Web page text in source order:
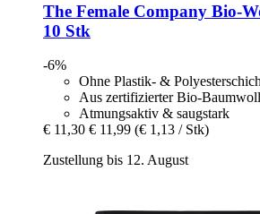
The Female Company Bio-​
10 Stk
-6%
Ohne Plastik- &
Aus zertifizierter Bio-
Atmungsaktiv & saugstark
€ 11,30 € 11,99 (€ 1,13 / Stk)
Zustellung bis 12. August